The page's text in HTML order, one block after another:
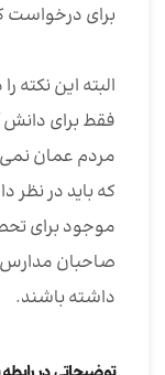
برای درخواست
البته این نکته
فقط برای
مردم عمان
که باید در نظر
موجود برای
صاحبان مدارس
داشته باشند.